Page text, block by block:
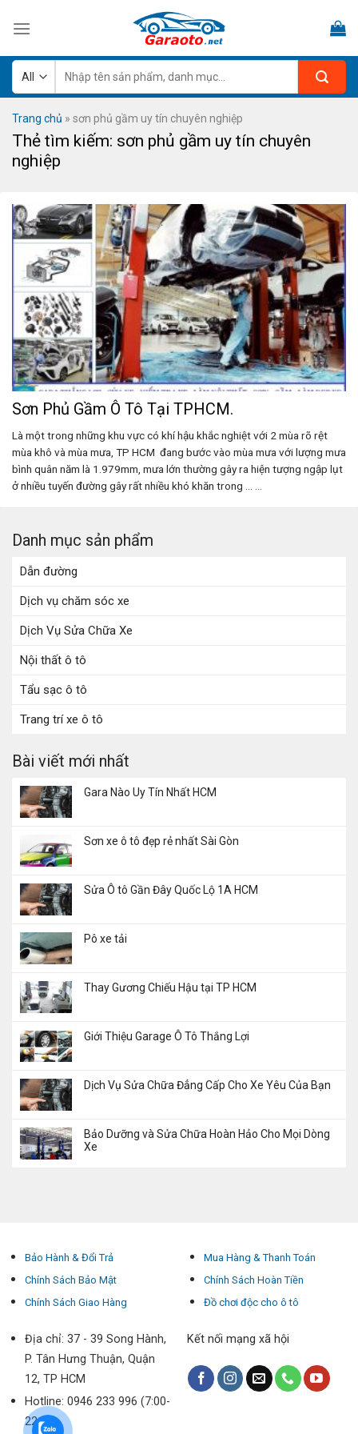
kiếm:
Trang chủ » sơn phủ gầm uy tín chuyên nghiệp
Thẻ tìm kiếm: sơn phủ gầm uy tín chuyên
nghiệp
Danh mục sản phẩm
Dẫn đường
Dịch vụ chăm sóc xe
Dịch Vụ Sửa Chữa Xe
Nội thất ô tô
Tẩu sạc ô tô
Trang trí xe ô tô
Bài viết mới nhất
Gara Nào Uy Tín Nhất HCM
Sơn xe ô tô đẹp rẻ nhất Sài Gòn
Sửa Ô tô Gần Đây Quốc Lộ 1A HCM
Pô xe tải
Thay Gương Chiếu Hậu tại TP HCM
Giới Thiệu Garage Ô Tô Thắng Lợi
Dịch Vụ Sửa Chữa Đẳng Cấp Cho Xe Yêu Của Bạn
Bảo Dưỡng và Sửa Chữa Hoàn Hảo Cho Mọi Dòng
Xe
Sơn Phủ Gầm Ô Tô Tại TPHCM.
Là một trong những khu vực có khí hậu khắc nghiệt với 2 mùa rõ rệt
mùa khô và mùa mưa, TP HCM đang bước vào mùa mưa với lượng mưa
bình quân năm là 1.979mm, mưa lớn thường gây ra hiện tượng ngập lụt
ở nhiều tuyến đường gây rất nhiều khó khăn trong ... ...
Bảo Hành & Đổi Trả
Chính Sách Bảo Mật
Chính Sách Giao Hàng
Mua Hàng & Thanh Toán
Chính Sách Hoàn Tiền
Đồ chơi độc cho ô tô
Địa chỉ: 37 - 39 Song Hành,
P. Tân Hưng Thuận, Quận
12, TP HCM
Hotline: 0946 233 996 (7:00-
22:00)
Kết nối mạng xã hội